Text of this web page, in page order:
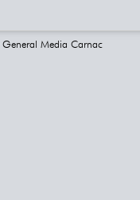
General Media Carnac